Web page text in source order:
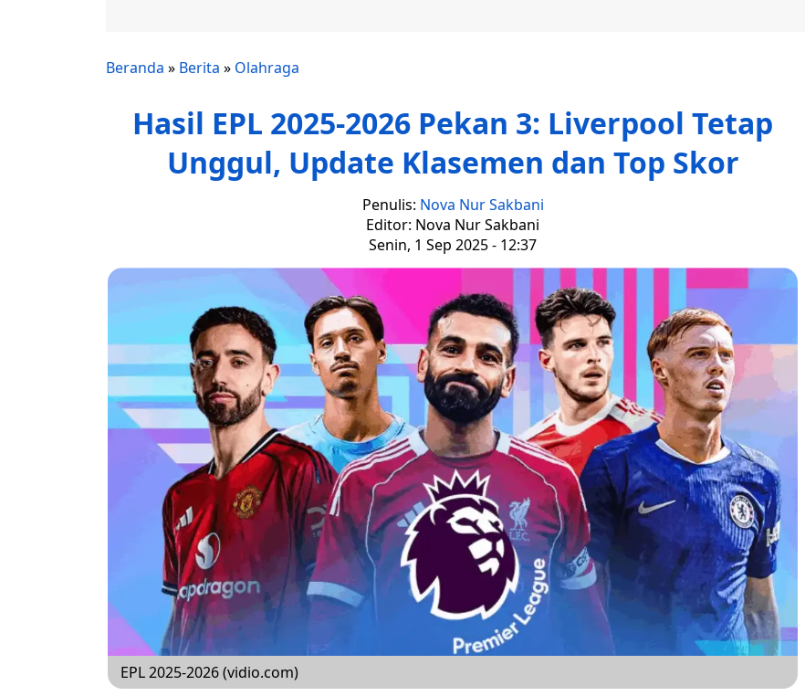
Beranda » Berita » Olahraga
Hasil EPL 2025-2026 Pekan 3: Liverpool Tetap
Unggul, Update Klasemen dan Top Skor
Penulis: Nova Nur Sakbani
Editor: Nova Nur Sakbani
Senin, 1 Sep 2025 - 12:37
EPL 2025-2026 (vidio.com)